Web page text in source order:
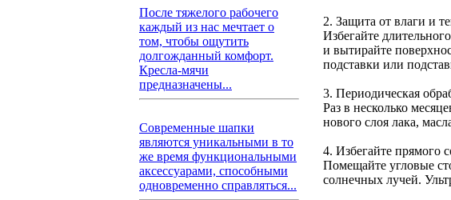
После тяжелого рабочего
каждый из нас мечтает о
том, чтобы ощутить
долгожданный комфорт.
Кресла-мячи
предназначены...
Современные шапки
являются уникальными в то
же время функциональными
аксессуарами, способными
одновременно справляться...
2. Защита от влаги и
Избегайте
и вытирайте
подставки или
3. Периодическая
Раз в несколько
нового слоя лака,
4. Избегайте прямого
Помещайте угловые
солнечных лучей.